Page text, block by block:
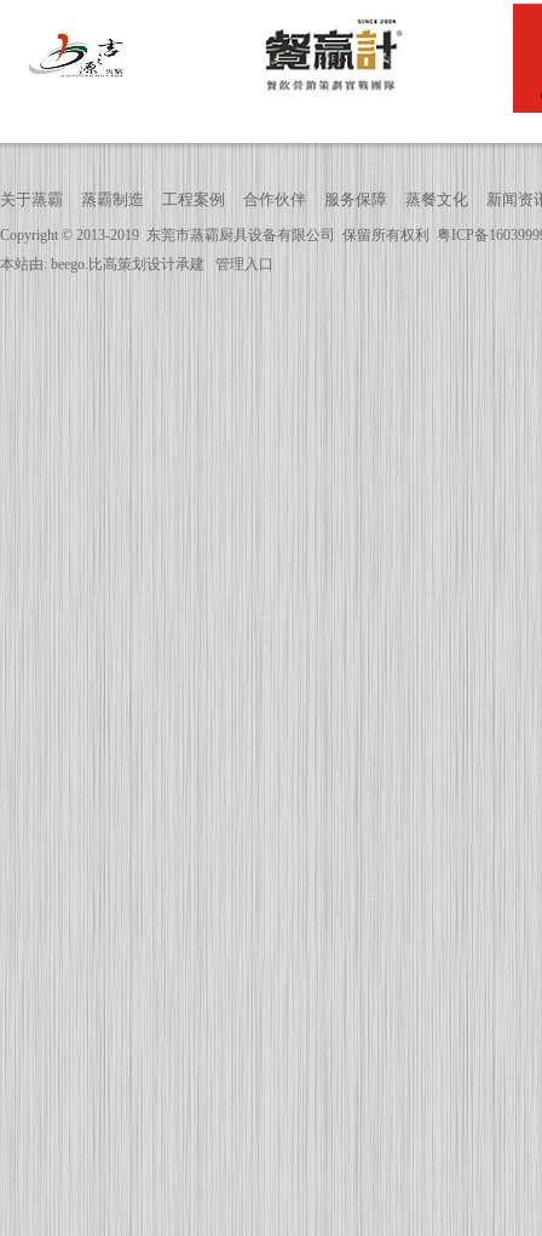
关于蒸霸 蒸霸制造 工程案例 合作伙伴 服务保障 蒸餐文化 新闻资
Copyright © 2013-2019 东莞市蒸霸厨具设备有限公司 保留所有权利 粤ICP备
本站由: beego.比高策划设计承建 管理入口